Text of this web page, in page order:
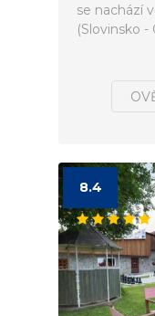
se nachází
(Slovinsko -
8.4